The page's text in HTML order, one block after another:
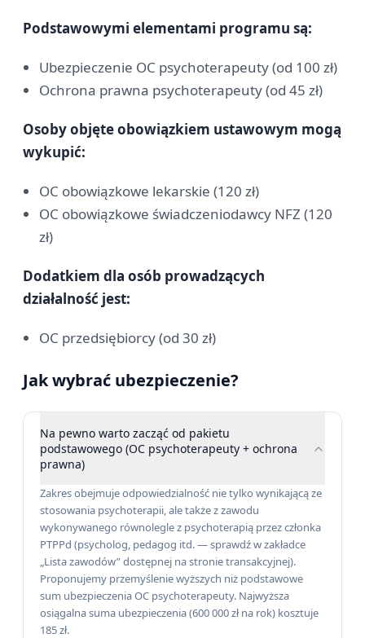
Podstawowymi elementami programu są:
Ubezpieczenie OC psychoterapeuty (od 100 zł)
Ochrona prawna psychoterapeuty (od 45 zł)
Osoby objęte obowiązkiem ustawowym mogą
wykupić:
OC obowiązkowe lekarskie (120 zł)
OC obowiązkowe świadczeniodawcy NFZ (120
zł)
Dodatkiem dla osób prowadzących
działalność jest:
OC przedsiębiorcy (od 30 zł)
Jak wybrać ubezpieczenie?
Na pewno warto zacząć od pakietu
podstawowego (OC psychoterapeuty + ochrona
prawna)
Zakres obejmuje odpowiedzialność nie tylko wynikającą ze
stosowania psychoterapii, ale także z zawodu
wykonywanego równolegle z psychoterapią przez członka
PTPPd (psycholog, pedagog itd. — sprawdź w zakładce
„Lista zawodów” dostępnej na stronie transakcyjnej).
Proponujemy przemyślenie wyższych niż podstawowe
sum ubezpieczenia OC psychoterapeuty. Najwyższa
osiągalna suma ubezpieczenia (600 000 zł na rok) kosztuje
185 zł.